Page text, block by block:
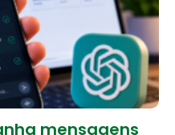
mensagens